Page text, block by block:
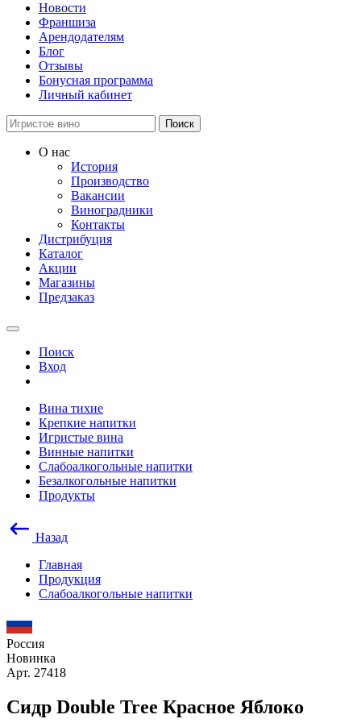
Новости
Франшиза
Арендодателям
Блог
Отзывы
Бонусная программа
Личный кабинет
Поиск
О нас
История
Производство
Вакансии
Виноградники
Контакты
Дистрибуция
Каталог
Акции
Магазины
Предзаказ
Поиск
Вход
Вина тихие
Крепкие напитки
Игристые вина
Винные напитки
Слабоалкогольные напитки
Безалкогольные напитки
Продукты
Назад
Главная
Продукция
Слабоалкогольные напитки
Россия
Новинка
Арт. 27418
Сидр Double Tree Красное Яблоко